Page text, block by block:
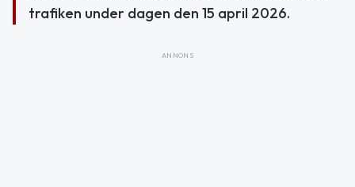
trafiken under dagen den 15 april 2026.
ANNONS